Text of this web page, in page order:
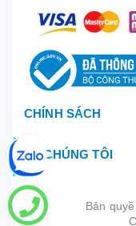
CHÍNH SÁCH
VỀ CHÚNG TÔI
Bản